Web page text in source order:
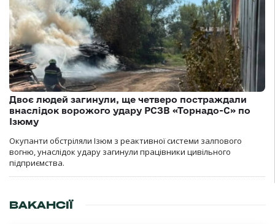
Двоє людей загинули, ще четверо постраждали
внаслідок ворожого удару РСЗВ «Торнадо-С» по
Ізюму
Окупанти обстріляли Ізюм з реактивної системи залпового
вогню, унаслідок удару загинули працівники цивільного
підприємства.
ВАКАНСІЇ